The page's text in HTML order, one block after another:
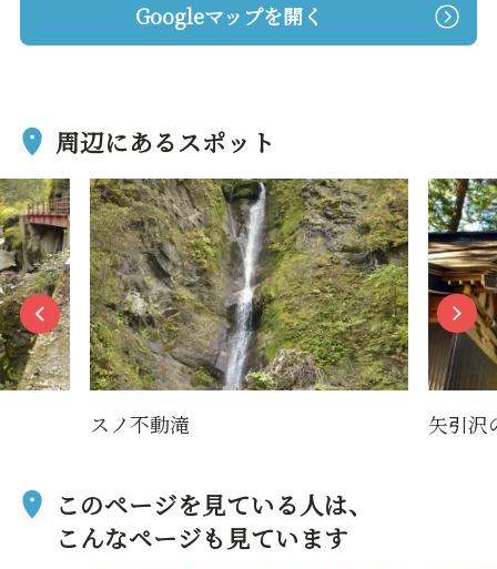
Googleマップを開く
周辺にあるスポット
スノ不動滝 矢引沢
このページを見ている人は、
こんなページも見ています